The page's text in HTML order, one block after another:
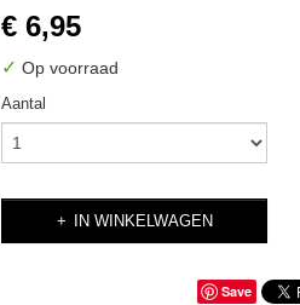
€ 6,95
✓ Op voorraad
Aantal
IN WINKELWAGEN
Save